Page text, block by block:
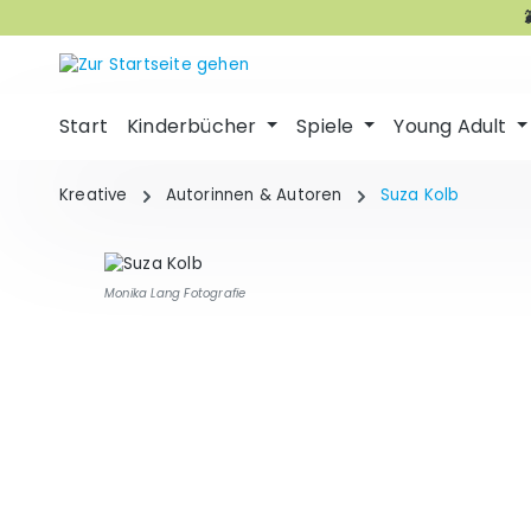
Start Kinderbücher Spiele Young Adult
Kreative Autorinnen & Autoren Suza Kolb
Monika Lang Fotografie